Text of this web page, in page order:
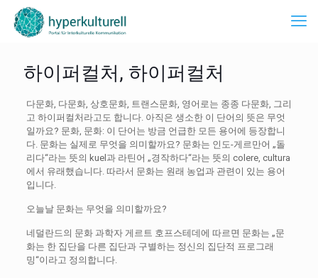
하이퍼컬처, 하이퍼컬처
다문화, 다문화, 상호문화, 트랜스문화, 영어로는 종종 다문화, 그리
고 하이퍼컬처라고도 합니다. 아직은 생소한 이 단어의 뜻은 무엇
일까요? 문화, 문화: 이 단어는 방금 언급한 모든 용어에 등장합니
다. 문화는 실제로 무엇을 의미할까요? 문화는 인도-게르만어 „돌
리다“라는 뜻의 kuel과 라틴어 „경작하다“라는 뜻의 colere, cultura
에서 유래했습니다. 따라서 문화는 원래 농업과 관련이 있는 용어
입니다.
오늘날 문화는 무엇을 의미할까요?
네덜란드의 문화 과학자 게르트 호프스테데에 따르면 문화는 „문
화는 한 집단을 다른 집단과 구별하는 정신의 집단적 프로그래
밍“이라고 정의합니다.